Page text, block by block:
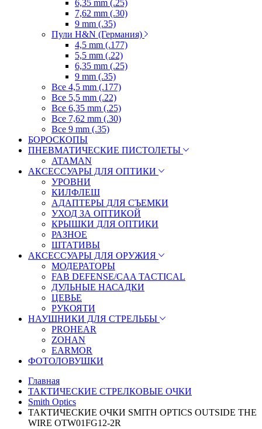
6,35 mm (.25)
7,62 mm (.30)
9 mm (.35)
Пули H&N (Германия)
4,5 mm (.177)
5,5 mm (.22)
6,35 mm (.25)
9 mm (.35)
Все 4,5 mm (.177)
Все 5,5 mm (.22)
Все 6,35 mm (.25)
Все 7,62 mm (.30)
Все 9 mm (.35)
БОРОСКОПЫ
ПНЕВМАТИЧЕСКИЕ ПИСТОЛЕТЫ
ATAMAN
АКСЕССУАРЫ ДЛЯ ОПТИКИ
УРОВНИ
КИЛФЛЕШ
АДАПТЕРЫ ДЛЯ СЪЕМКИ
УХОД ЗА ОПТИКОЙ
КРЫШКИ ДЛЯ ОПТИКИ
РАЗНОЕ
ШТАТИВЫ
АКСЕССУАРЫ ДЛЯ ОРУЖИЯ
МОДЕРАТОРЫ
FAB DEFENSE/CAA TACTICAL
ДУЛЬНЫЕ НАСАДКИ
ЦЕВЬЕ
РУКОЯТИ
НАУШНИКИ ДЛЯ СТРЕЛЬБЫ
PROHEAR
ZOHAN
EARMOR
ФОТОЛОВУШКИ
Главная
ТАКТИЧЕСКИЕ СТРЕЛКОВЫЕ ОЧКИ
Smith Optics
ТАКТИЧЕСКИЕ ОЧКИ SMITH OPTICS OUTSIDE THE
WIRE OTW01FG12-2R